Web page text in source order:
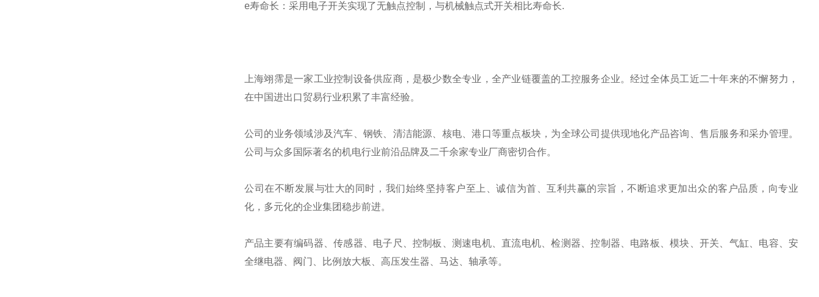
e寿命长：采用电子开关实现了无触点控制，与机械触点式开关相比寿命长.
上海翊霈是一家工业控制设备供应商，是极少数全专业，全产业链覆盖的工控服务企业。经过全体员工近二十年来的不懈努力，
在中国进出口贸易行业积累了丰富经验。
公司的业务领域涉及汽车、钢铁、清洁能源、核电、港口等重点板块，为全球公司提供现地化产品咨询、售后服务和采办管理。
公司与众多国际著名的机电行业前沿品牌及二千余家专业厂商密切合作。
公司在不断发展与壮大的同时，我们始终坚持客户至上、诚信为首、互利共赢的宗旨，不断追求更加出众的客户品质，向专业
化，多元化的企业集团稳步前进。
产品主要有编码器、传感器、电子尺、控制板、测速电机、直流电机、检测器、控制器、电路板、模块、开关、气缸、电容、安
全继电器、阀门、比例放大板、高压发生器、马达、轴承等。